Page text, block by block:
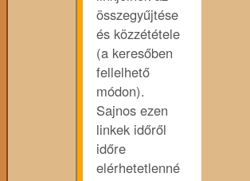
összegyűjtése
és közzététele
(a keresőben
fellelhető
módon).
Sajnos ezen
linkek időről
időre
elérhetetlenné